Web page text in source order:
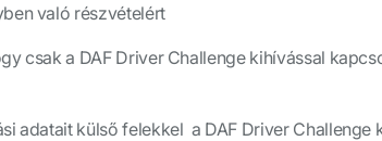
való részvételért
csak a DAF Driver Challenge kihívással
adatait külső felekkel a DAF Driver Challenge